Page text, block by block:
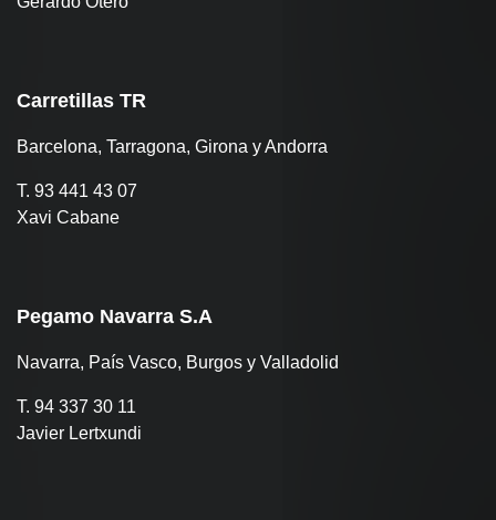
Carretillas TR
Barcelona, Tarragona, Girona y Andorra
T. 93 441 43 07
Xavi Cabane
Pegamo Navarra S.A
Navarra, País Vasco, Burgos y Valladolid
T. 94 337 30 11
Javier Lertxundi